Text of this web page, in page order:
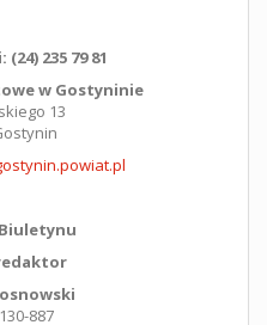
235 79 81
w Gostyninie
13
887